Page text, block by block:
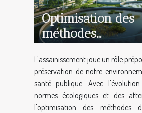
Optimisation des
méthodes
d'assainissement
une meilleure
L'assainissement joue un rôle
préservation de notre
santé publique. Avec
normes écologiques et des
l'optimisation des méthodes